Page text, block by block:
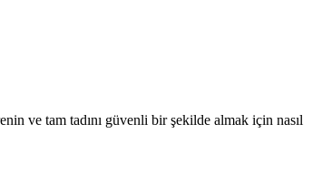
ve tam tadını güvenli bir şekilde almak için nasıl